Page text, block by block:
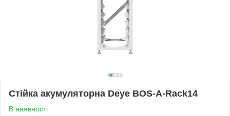
Стійка акумуляторна Deye BOS-A-Rack14
В наявності